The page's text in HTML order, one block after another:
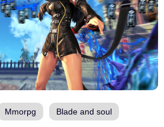
Mmorpg Blade and soul